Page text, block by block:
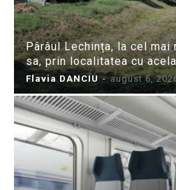
Pârâul Lechința, la cel
sa, prin localitatea cu
Flavia DANCIU - august 6,